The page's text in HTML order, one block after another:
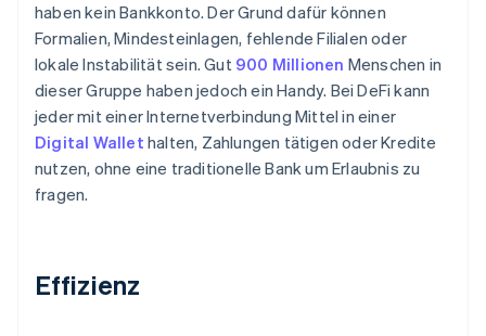
haben kein Bankkonto. Der Grund dafür können
Formalien, Mindesteinlagen, fehlende Filialen oder
lokale Instabilität sein. Gut 900 Millionen Menschen in
dieser Gruppe haben jedoch ein Handy. Bei DeFi kann
jeder mit einer Internetverbindung Mittel in einer
Digital Wallet halten, Zahlungen tätigen oder Kredite
nutzen, ohne eine traditionelle Bank um Erlaubnis zu
fragen.
Effizienz